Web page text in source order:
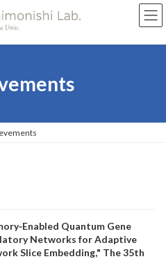
Quantum Gene
Networks for Adaptive
Slice Embedding," The 35th